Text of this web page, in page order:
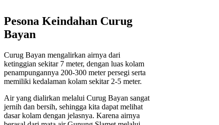
Pesona Keindahan Curug
Bayan
Curug Bayan mengalirkan airnya dari
ketinggian sekitar 7 meter, dengan luas kolam
penampungannya 200-300 meter persegi serta
memiliki kedalaman kolam sekitar 2-5 meter.
Air yang dialirkan melalui Curug Bayan sangat
jernih dan bersih, sehingga kita dapat melihat
dasar kolam dengan jelasnya. Karena airnya